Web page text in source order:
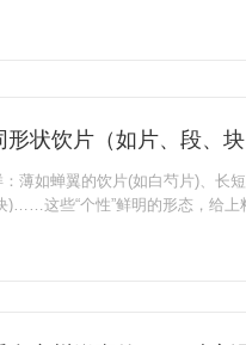
薄如蝉翼的饮片(如白芍片)、长
)……这些“个性”鲜明的形态，给
不准等问题频发。作为专注中药包
形状饮片都能实现“稳定上料、精准